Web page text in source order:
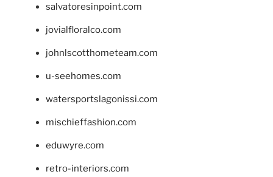
salvatoresinpoint.com
jovialfloralco.com
johnlscotthometeam.com
u-seehomes.com
watersportslagonissi.com
mischieffashion.com
eduwyre.com
retro-interiors.com